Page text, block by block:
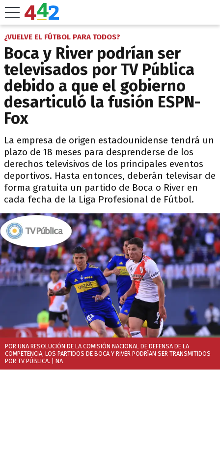
¿VUELVE EL FÚTBOL PARA TODOS?
Boca y River podrían ser
televisados por TV Pública
debido a que el gobierno
desarticuló la fusión ESPN-
Fox
La empresa de origen estadounidense tendrá un
plazo de 18 meses para desprenderse de los
derechos televisivos de los principales eventos
deportivos. Hasta entonces, deberán televisar de
forma gratuita un partido de Boca o River en
cada fecha de la Liga Profesional de Fútbol.
POR UNA RESOLUCIÓN DE LA COMISIÓN NACIONAL DE DEFENSA DE LA
COMPETENCIA, LOS PARTIDOS DE BOCA Y RIVER PODRÍAN SER TRANSMITIDOS
POR TV PÚBLICA. | NA